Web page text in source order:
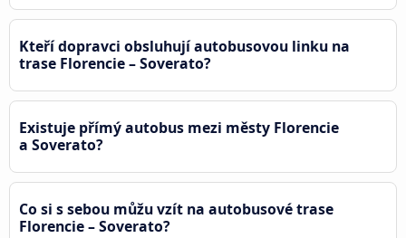
Kteří dopravci obsluhují autobusovou linku na
trase Florencie – Soverato?
Existuje přímý autobus mezi městy Florencie
a Soverato?
Co si s sebou můžu vzít na autobusové trase
Florencie – Soverato?